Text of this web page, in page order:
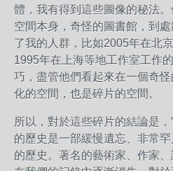
體，我有得到這些圖像的秘法
空間本身，奇怪的圖書館，到
了我的人群，比如2005年在北
1995年在上海等地工作室工作
巧，盡管他們看起來在一個奇
化的空間，也是碎片的空間。
所以，對於這些碎片的結論是
的歷史是一部緩慢遺忘、非常
的歷史。著名的藝術家、作家